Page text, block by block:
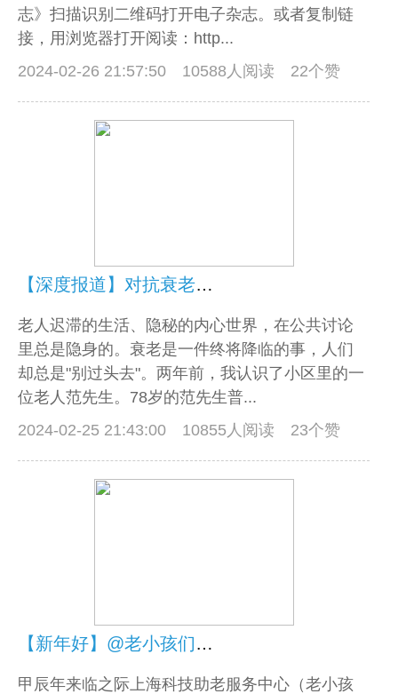
志》扫描识别二维码打开电子杂志。或者复制链
接，用浏览器打开阅读：http...
2024-02-26 21:57:50
10588人阅读 22个赞
【深度报道】对抗衰老的上海老人，写下6000多篇日记
老人迟滞的生活、隐秘的内心世界，在公共讨论
里总是隐身的。衰老是一件终将降临的事，人们
却总是"别过头去"。两年前，我认识了小区里的一
位老人范先生。78岁的范先生普...
2024-02-25 21:43:00
10855人阅读 23个赞
【新年好】@老小孩们，您有一份龙年专属红包封面待领取
甲辰年来临之际上海科技助老服务中心（老小孩